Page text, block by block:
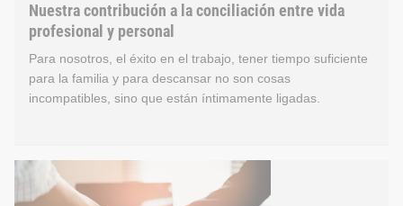
Nuestra contribución a la conciliación entre vida
profesional y personal
Para nosotros, el éxito en el trabajo, tener tiempo suficiente
para la familia y para descansar no son cosas
incompatibles, sino que están íntimamente ligadas.
Nuestra contribución a la